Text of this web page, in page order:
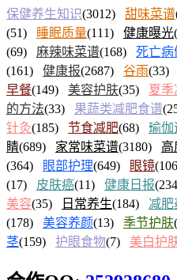
保健养生知识(3012) 甜味菜谱
(51)
睡眠质量(111) 健康曝光
(69) 麻辣味菜谱(168) 死亡病
(161) 健康报(2687) 谷雨(33)
早餐(149) 美容护肤(35) 夏季
的方法(33) 果蔬类减肥食谱
针灸(185) 节食减肥(68) 瑜伽
睛(689) 家常味菜谱(3180) 高
(364)
眼部护理(649) 眼镜
(17) 皮肤癌(11) 健康日报
美容(35) 日常养生(184) 减肥
(178) 美容养颜(13) 季节护肤
茎(159) 护眼食物(7) 美白护